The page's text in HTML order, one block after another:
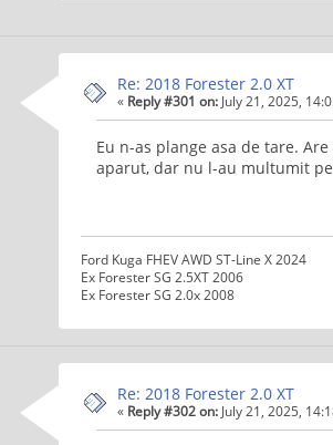
Re: 2018 Forester 2.0 XT
« Reply #301 on: July 21, 2025,
Eu n-as plange asa de tare.
aparut, dar nu l-au multumit
Ford Kuga FHEV AWD ST-Line X 2024
Ex Forester SG 2.5XT 2006
Ex Forester SG 2.0x 2008
Re: 2018 Forester 2.0 XT
« Reply #302 on: July 21, 2025,